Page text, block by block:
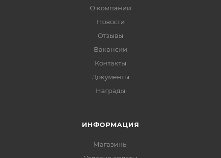
О компании
Новости
Отзывы
Вакансии
Контакты
Документы
Награды
ИНФОРМАЦИЯ
Магазины